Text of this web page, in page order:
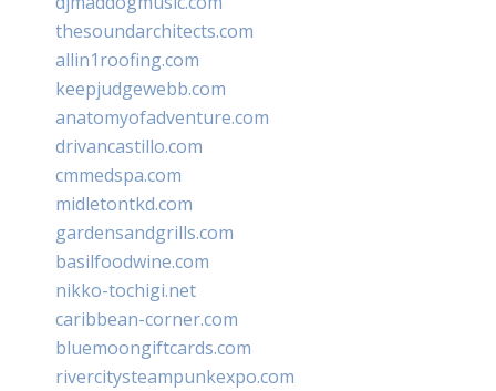
thesoundarchitects.com
allin1roofing.com
keepjudgewebb.com
anatomyofadventure.com
drivancastillo.com
cmmedspa.com
midletontkd.com
gardensandgrills.com
basilfoodwine.com
nikko-tochigi.net
caribbean-corner.com
bluemoongiftcards.com
rivercitysteampunkexpo.com